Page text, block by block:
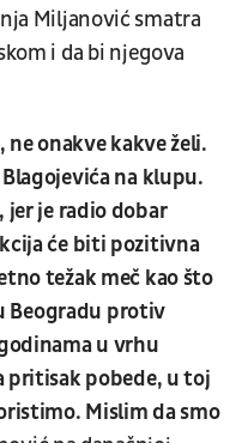
Miljanović smatra
i da bi njegova
onakve kakve želi.
na klupu.
je radio dobar
će biti pozitivna
težak meč kao što
Beogradu protiv
u vrhu
pritisak pobede, u toj
Mislim da smo